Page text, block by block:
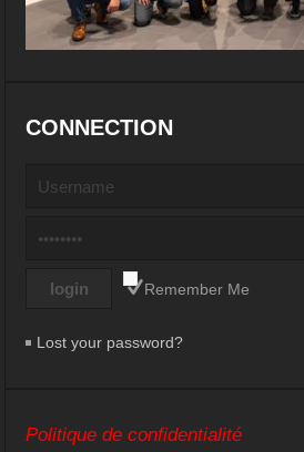
CONNECTION
Remember Me
Lost your password?
Politique de confidentialité